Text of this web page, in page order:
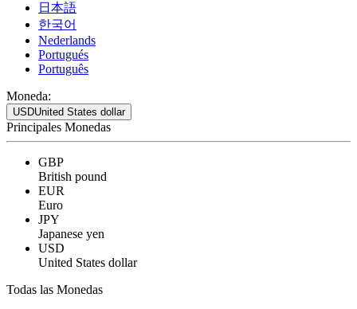
日本語
한국어
Nederlands
Portugués
Português
Moneda:
USDUnited States dollar
Principales Monedas
GBP
British pound
EUR
Euro
JPY
Japanese yen
USD
United States dollar
Todas las Monedas